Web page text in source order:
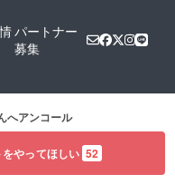
パートナー
募集
へアンコール
やってほしい 52